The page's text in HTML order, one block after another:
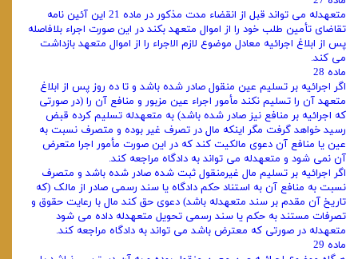
متعهدله می‌ تواند قبل از انقضاء مدت مذکور در ماده 21 این آئین‌ نامه
تقاضای تأمین طلب خود را از اموال متعهد بکند در این صورت اجراء بلافاصله
پس از ابلاغ اجرائیه معادل موضوع لازم الاجراء را از اموال متعهد بازداشت
می‌ کند.
ماده 28
اگر اجرائیه بر تسلیم عین منقول صادر شده باشد و تا ده روز پس از ابلاغ
متعهد آن را تسلیم نکند مأمور اجراء عین مزبور و منافع آن را (در صورتی
که اجرائیه بر منافع نیز صادر شده باشد) به متعهدله تسلیم کرده قبض
رسید خواهد گرفت مگر اینکه مال در تصرف غیر بوده و متصرف نسبت به
عین یا منافع آن دعوی مالکیت کند که در این صورت مأمور اجرا متعرض
آن نمی‌ شود و متعهدله می‌ تواند به دادگاه مراجعه کند.
اگر اجرائیه بر تسلیم مال غیرمنقول ثبت شده صادر شده باشد و متصرف
نسبت به منافع آن به استناد حکم دادگاه یا سند رسمی صادر از مالک (که
تاریخ آن مقدم بر سند متعهدله باشد) دعوی حق کند مال با رعایت حقوق و
تصرفات مستند به حکم یا سند رسمی تحویل متعهدله داده می‌ شود
متعهدله در صورتی که معترض باشد می‌ تواند به دادگاه مراجعه کند.
ماده 29